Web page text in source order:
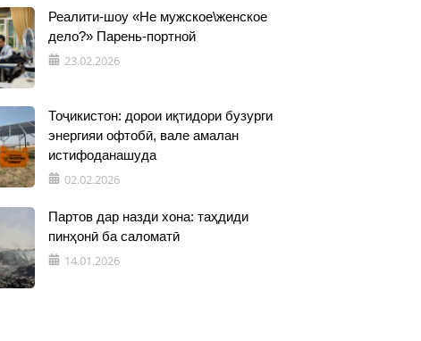
Реалити-шоу «Не мужское\женское
дело?» Парень-портной
23.02.2026
Тоҷикистон: дорои иқтидори бузурги
энергияи офтобӣ, вале амалан
истифоданашуда
02.02.2026
Партов дар назди хона: таҳдиди
пинҳонӣ ба саломатӣ
14.01.2026